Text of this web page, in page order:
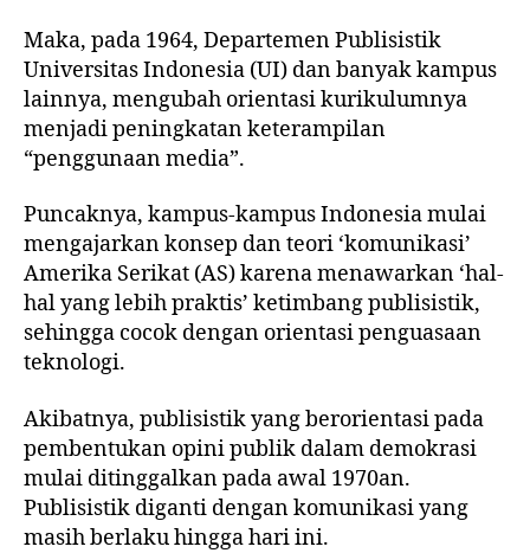
Maka, pada 1964, Departemen Publisistik
Universitas Indonesia (UI) dan banyak kampus
lainnya, mengubah orientasi kurikulumnya
menjadi peningkatan keterampilan
“penggunaan media”.
Puncaknya, kampus-kampus Indonesia mulai
mengajarkan konsep dan teori ‘komunikasi’
Amerika Serikat (AS) karena menawarkan ‘hal-
hal yang lebih praktis’ ketimbang publisistik,
sehingga cocok dengan orientasi penguasaan
teknologi.
Akibatnya, publisistik yang berorientasi pada
pembentukan opini publik dalam demokrasi
mulai ditinggalkan pada awal 1970an.
Publisistik diganti dengan komunikasi yang
masih berlaku hingga hari ini.